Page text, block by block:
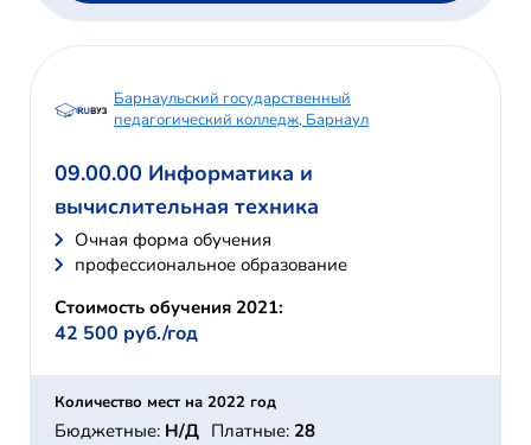
Барнаульский государственный
педагогический колледж, Барнаул
09.00.00 Информатика и
вычислительная техника
Очная форма обучения
профессиональное образование
Стоимость обучения 2021:
42 500 руб./год
Количество мест на 2022 год
Бюджетные: Н/Д Платные: 28